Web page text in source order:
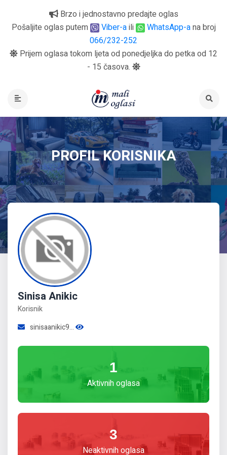
Brzo i jednostavno predajte oglas
Pošaljite oglas putem
Viber-aili WhatsApp-ana broj
066/232-252
Prijem oglasa tokom ljeta od ponedjeljka do petka od 12
- 15 časova.
PROFIL KORISNIKA
Sinisa Anikic
Korisnik
sinisaanikic9...
1
Aktivnih oglasa
3
Neaktivnih oglasa